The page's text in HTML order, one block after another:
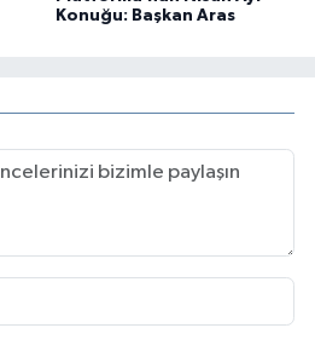
Konuğu: Başkan Aras